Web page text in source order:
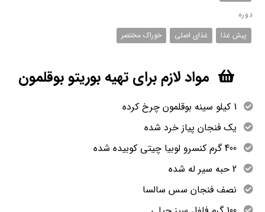
دوره
پیش غذا
غذای اصلی خوراک مختصر
مواد لازم برای تهیه بوریتو بوقلمون
1 کیلو سینه بوقلمون چرخ کرده
یک فنجان پیاز خرد شده
400 گرم کنسرو لوبیا چیتی کوبیده شده
2 حبه سیر له شده
نصف فنجان سس سالسا